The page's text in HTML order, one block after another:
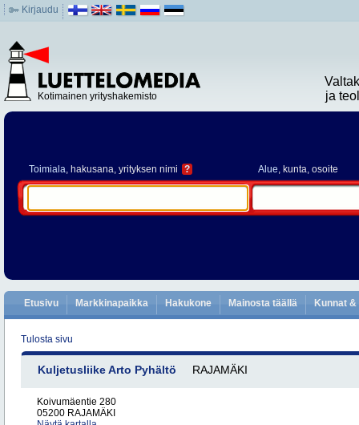
Kirjaudu
Kotimainen yrityshakemisto
ja
Toimiala, hakusana, yrityksen nimi ? Alue, kunta, osoite
Etusivu Markkinapaikka Hakukone Mainosta täällä Kunnat
Tulosta sivu
Kuljetusliike Arto Pyhältö RAJAMÄKI
Koivumäentie 280
05200 RAJAMÄKI